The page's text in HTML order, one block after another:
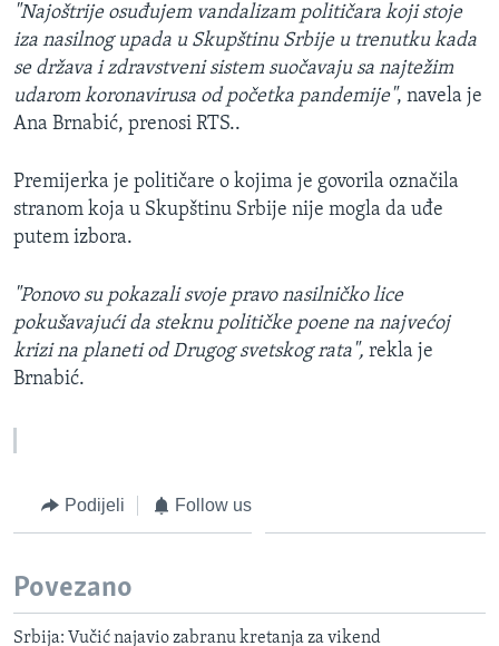
"Najoštrije osuđujem vandalizam političara koji stoje
iza nasilnog upada u Skupštinu Srbije u trenutku kada
se država i zdravstveni sistem suočavaju sa najtežim
udarom koronavirusa od početka pandemije", navela je
Ana Brnabić, prenosi RTS..
Premijerka je političare o kojima je govorila označila
stranom koja u Skupštinu Srbije nije mogla da uđe
putem izbora.
"Ponovo su pokazali svoje pravo nasilničko lice
pokušavajući da steknu političke poene na najvećoj
krizi na planeti od Drugog svetskog rata", rekla je
Brnabić.
Podijeli Follow us
Povezano
Srbija: Vučić najavio zabranu kretanja za vikend